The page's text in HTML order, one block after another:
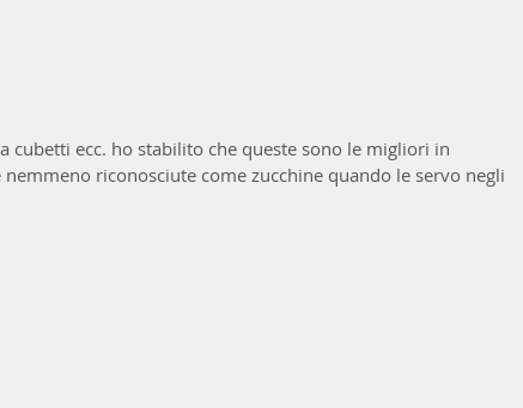
cubetti ecc. ho stabilito che queste sono le migliori in
riconosciute come zucchine quando le servo negli